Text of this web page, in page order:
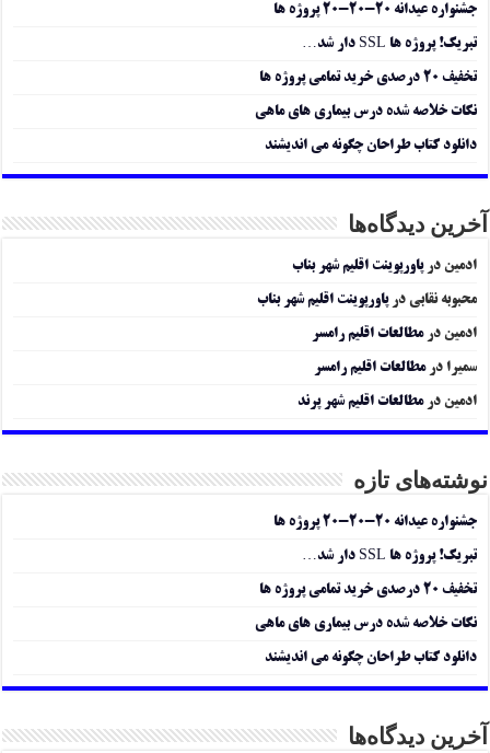
جشنواره عیدانه ۲۰-۲۰-۲۰ پروژه ها
تبریک! پروژه ها SSL دار شد…
تخفیف ۲۰ درصدی خرید تمامی پروژه ها
نکات خلاصه شده درس بیماری های ماهی
دانلود کتاب طراحان چگونه می اندیشند
آخرین دیدگاه‌ها
ادمین درپاورپوینت اقلیم شهر بناب
محبوبه نقابی درپاورپوینت اقلیم شهر بناب
ادمین درمطالعات اقلیم رامسر
سمیرا درمطالعات اقلیم رامسر
ادمین درمطالعات اقلیم شهر پرند
نوشته‌های تازه
جشنواره عیدانه ۲۰-۲۰-۲۰ پروژه ها
تبریک! پروژه ها SSL دار شد…
تخفیف ۲۰ درصدی خرید تمامی پروژه ها
نکات خلاصه شده درس بیماری های ماهی
دانلود کتاب طراحان چگونه می اندیشند
آخرین دیدگاه‌ها